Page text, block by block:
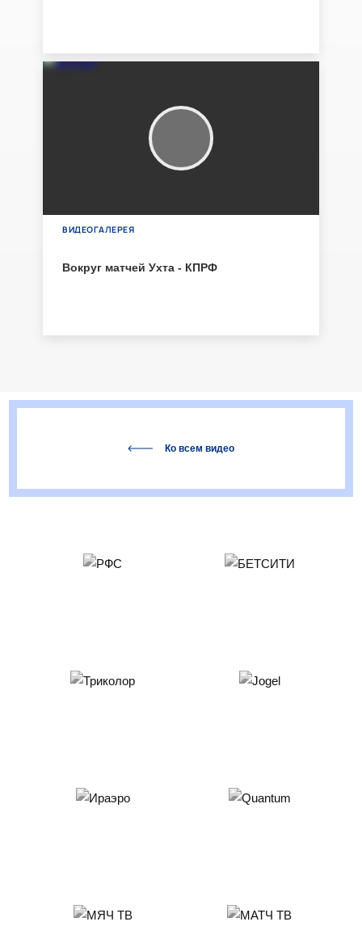
ВИДЕОГАЛЕРЕЯ
Вокруг матчей Ухта - КПРФ
Ко всем видео